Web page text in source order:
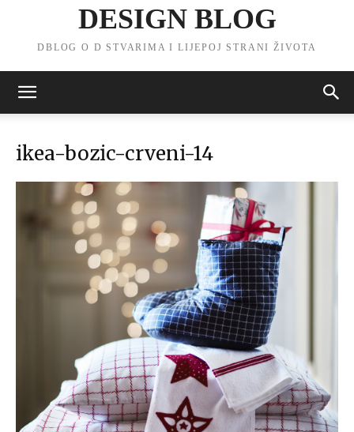
DESIGN BLOG
DBLOG O D STVARIMA I LIJEPOJ STRANI ŽIVOTA
ikea-bozic-crveni-14